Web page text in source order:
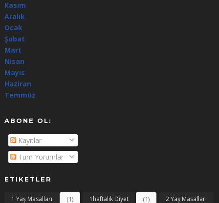
Kasım
Aralık(344)
Ocak(100)
Şubat
Mart
Nisan
Mayıs
Haziran
Temmuz
ABONE OL:
Kayıtlar
Tüm Yorumlar
ETIKETLER
1 Yaş Masalları (1) 1haftalık Diyet (1) 2 Yaş Masalları